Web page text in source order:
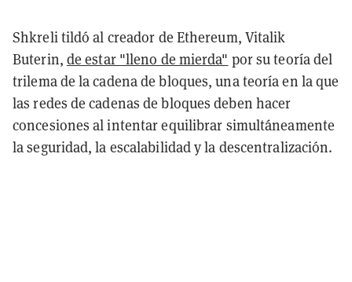
Shkreli tildó al creador de Ethereum, Vitalik
Buterin, de estar "lleno de mierda" por su teoría del
trilema de la cadena de bloques, una teoría en la que
las redes de cadenas de bloques deben hacer
concesiones al intentar equilibrar simultáneamente
la seguridad, la escalabilidad y la descentralización.